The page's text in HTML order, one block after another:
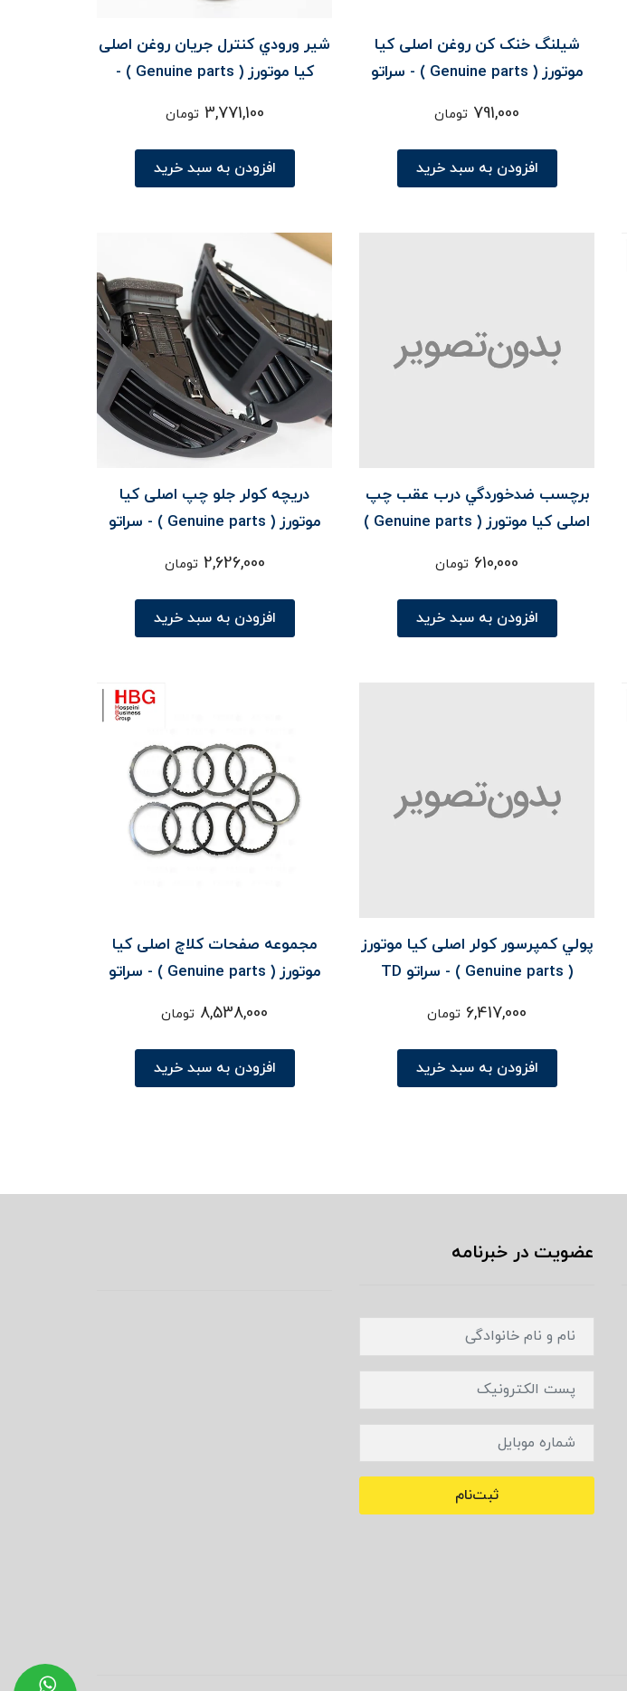
شيلنگ خنک کن روغن اصلی کیا
موتورز ( Genuine parts ) - سراتو
791,000 تومان
افزودن به سبد خرید
شير ورودي کنترل جريان روغن اصلی
کیا موتورز ( Genuine parts ) -
3,771,100 تومان
افزودن به سبد خرید
برچسب ضدخوردگي درب عقب چپ
اصلی کیا موتورز ( Genuine parts )
610,000 تومان
افزودن به سبد خرید
دريچه کولر جلو چپ اصلی کیا
موتورز ( Genuine parts ) - سراتو
2,626,000 تومان
افزودن به سبد خرید
پولي کمپرسور کولر اصلی کیا موتورز
( Genuine parts ) - سراتو TD
6,417,000 تومان
افزودن به سبد خرید
مجموعه صفحات کلاچ اصلی کیا
موتورز ( Genuine parts ) - سراتو
8,538,000 تومان
افزودن به سبد خرید
عضویت در خبرنامه
ثبت‌نام